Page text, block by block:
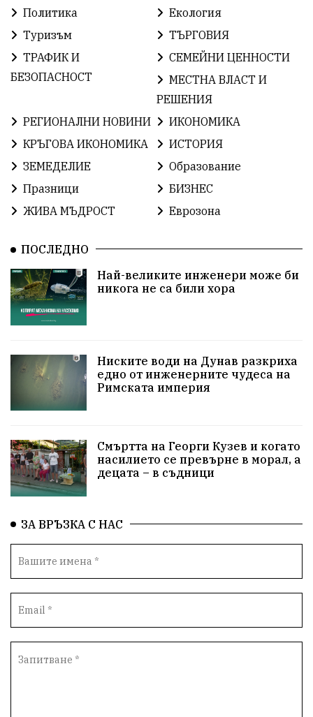
ИсторияНаБългария Иновации САЩ
БългарскаГордост Археология Твърдица
ОбщинаСливен Легенда Право
Хасково ВиКСливен
Правосъдие СелинКларънс България2025
ПътнаБезопасност
ПетърПетров Деца Обединение
Технологии
ПравоваДържава Варна Родителство
Сигурност Разследване Великобритания
ОколнаСреда Надежда Еврофондове
СоциалнаПолитика Корупция
Космос ВоднаКриза Вода Мир
Безопастност Катастрофа демокрация
БъдещевБългария
Медицина Пожари КултурноНаследство
Политика
Екология
Туризъм
ТЪРГОВИЯ
ТРАФИК И
БЕЗОПАСНОСТ
СЕМЕЙНИ ЦЕННОСТИ
МЕСТНА ВЛАСТ И
РЕШЕНИЯ
РЕГИОНАЛНИ НОВИНИ
ИКОНОМИКА
КРЪГОВА ИКОНОМИКА
ИСТОРИЯ
ЗЕМЕДЕЛИЕ
Образование
Празници
БИЗНЕС
ЖИВА МЪДРОСТ
Еврозона
ПОСЛЕДНО
Най-великите инженери може би
никога не са били хора
Ниските води на Дунав разкриха
едно от инженерните чудеса на
Римската империя
Смъртта на Георги Кузев и когато
насилието се превърне в морал, а
децата – в съдници
ЗА ВРЪЗКА С НАС